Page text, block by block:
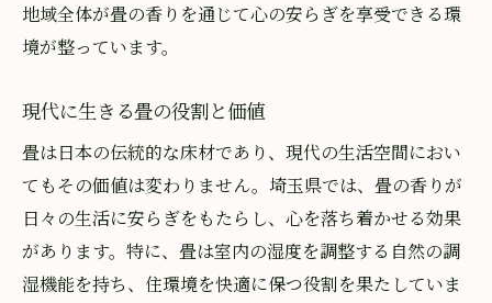
地域全体が畳の香りを通じて心の安らぎを享受できる環
境が整っています。
現代に生きる畳の役割と価値
畳は日本の伝統的な床材であり、現代の生活空間におい
てもその価値は変わりません。埼玉県では、畳の香りが
日々の生活に安らぎをもたらし、心を落ち着かせる効果
があります。特に、畳は室内の湿度を調整する自然の調
湿機能を持ち、住環境を快適に保つ役割を果たしていま